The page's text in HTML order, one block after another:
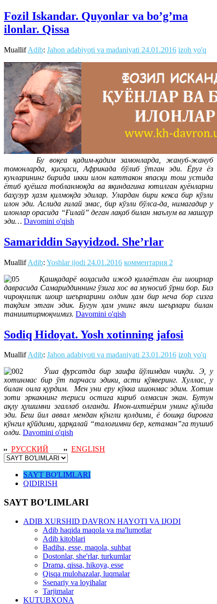
Fozil Iskandar. Quyonlar va bo’g’ma
ilonlar. Qissa
MuallifAdib: Jahon adabiyoti va madaniyati 24.01.2016 izoh yo'q
Бу воқеа қадим-қадим замонларда, жануб-жануб
томонларда, қисқаси, Африкада бўлиб ўтган эди. Ёруғ ёз
кунларининг бирида икки илон каттакон япасқи тош устида
ётиб қуёшга тобланмоқда ва яқиндагина ютилган қуёнларни
баҳузур ҳазм қилмоқда эдилар. Улардан бири кекса бир кўзли
илон эди. Аслида ғилай эмас, бир кўзли бўлса-да, нимагадир у
илонлар орасида “Ғилай” деган лақаб билан маълум ва машҳур
эди… Davomini o'qish
Samariddin Sayyidzod. She’rlar
MuallifAdib: Yoshlar ijodi 24.01.2016 комментария 2
Қашқадарё воҳасида ижод қилаётган ёш шоирлар
даврасида Самариддиннинг ўзига хос ва муносиб ўрни бор. Биз
чироқчилик шоир шеърларини олдин ҳам бир неча бор сизга
тақдим этган эдик. Бугун ҳам унинг янги шеърлари билан
таништирмоқчимиз. Davomini o'qish
Sodiq Hidoyat. Yosh xotinning jafosi
MuallifAdib: Jahon adabiyoti va madaniyati 23.01.2016 izoh yo'q
Ўша фурсатда бир заифа йўлимдан чиқди. Э, у
хотинмас бир ўт парчаси эдики, асти қўяверинг. Хуллас, у
билан оила қурдим. Мен уни еру кўкка ишонмас эдим. Хотин
зоти эркакнинг териси остига кириб олмасин экан. Бутун
ақлу ҳушимни эгаллаб олганди. Инон-ихтиёрим унинг қўлида
эди. Беш йил аввал мендан кўнгли қолдими, ё бошқа бировга
кўнгил қўйдими, ҳарқалай “талоғимни бер, кетаман”га тушиб
олди. Davomini o'qish
РУССКИЙ
ENGLISH
SAYT BO'LIMLARI
QIDIRISH
SAYT BO’LIMLARI
ADIB XURSHID DAVRON HAYOTI VA IJODI
Adib haqida maqola va ma'lumotlar
Adib kitoblari
Badiha, esse, maqola, suhbat
Dostonlar, she'rlar, turkumlar
Drama, qissa, hikoya, esse
Qisqa mulohazalar, luqmalar
Ssenariy va loyihalar
Tarjimalar
KUTUBXONA